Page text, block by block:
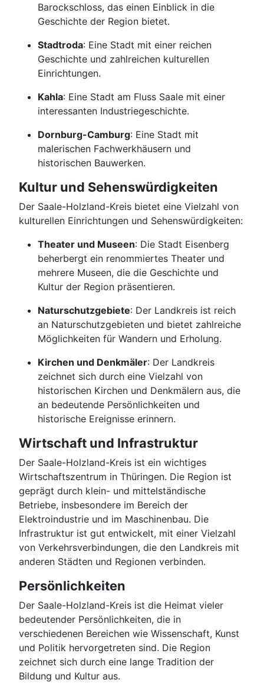
Barockschloss, das einen Einblick in die
Geschichte der Region bietet.
Stadtroda: Eine Stadt mit einer reichen
Geschichte und zahlreichen kulturellen
Einrichtungen.
Kahla: Eine Stadt am Fluss Saale mit einer
interessanten Industriegeschichte.
Dornburg-Camburg: Eine Stadt mit
malerischen Fachwerkhäusern und
historischen Bauwerken.
Kultur und Sehenswürdigkeiten
Der Saale-Holzland-Kreis bietet eine Vielzahl von
kulturellen Einrichtungen und Sehenswürdigkeiten:
Theater und Museen: Die Stadt Eisenberg
beherbergt ein renommiertes Theater und
mehrere Museen, die die Geschichte und
Kultur der Region präsentieren.
Naturschutzgebiete: Der Landkreis ist reich
an Naturschutzgebieten und bietet zahlreiche
Möglichkeiten für Wandern und Erholung.
Kirchen und Denkmäler: Der Landkreis
zeichnet sich durch eine Vielzahl von
historischen Kirchen und Denkmälern aus, die
an bedeutende Persönlichkeiten und
historische Ereignisse erinnern.
Wirtschaft und Infrastruktur
Der Saale-Holzland-Kreis ist ein wichtiges
Wirtschaftszentrum in Thüringen. Die Region ist
geprägt durch klein- und mittelständische
Betriebe, insbesondere im Bereich der
Elektroindustrie und im Maschinenbau. Die
Infrastruktur ist gut entwickelt, mit einer Vielzahl
von Verkehrsverbindungen, die den Landkreis mit
anderen Städten und Regionen verbinden.
Persönlichkeiten
Der Saale-Holzland-Kreis ist die Heimat vieler
bedeutender Persönlichkeiten, die in
verschiedenen Bereichen wie Wissenschaft, Kunst
und Politik hervorgetreten sind. Die Region
zeichnet sich durch eine lange Tradition der
Bildung und Kultur aus.